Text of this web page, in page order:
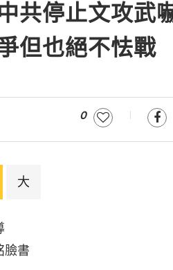
共停止文攻
但也絕不怯戰
0
大
臉書